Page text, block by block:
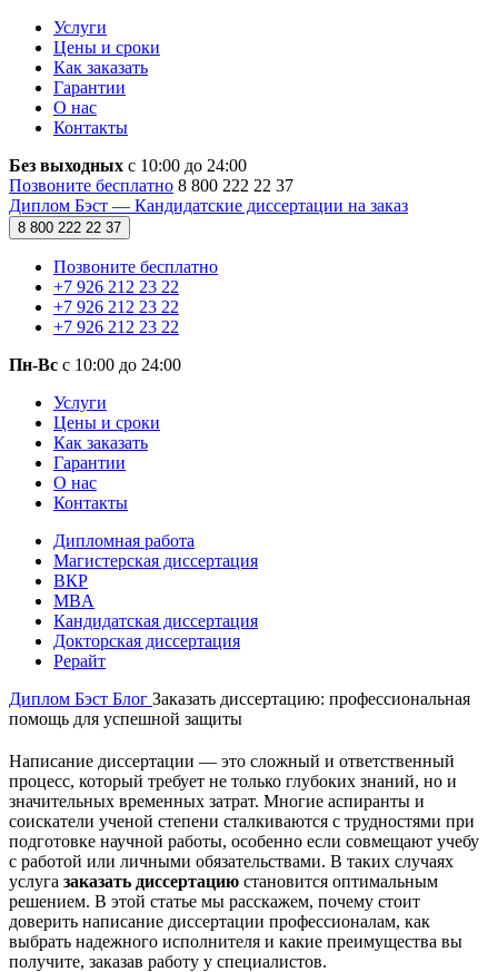
Услуги
Цены и сроки
Как заказать
Гарантии
О нас
Контакты
Без выходных с 10:00 до 24:00
Позвоните бесплатно 8 800 222 22 37
Диплом Бэст — Кандидатские диссертации на заказ
8 800 222 22 37
Позвоните бесплатно
+7 926 212 23 22
+7 926 212 23 22
+7 926 212 23 22
Пн-Вс с 10:00 до 24:00
Услуги
Цены и сроки
Как заказать
Гарантии
О нас
Контакты
Дипломная работа
Магистерская диссертация
ВКР
MBA
Кандидатская диссертация
Докторская диссертация
Рерайт
Диплом Бэст Блог Заказать диссертацию: профессиональная
помощь для успешной защиты
Написание диссертации — это сложный и ответственный
процесс, который требует не только глубоких знаний, но и
значительных временных затрат. Многие аспиранты и
соискатели ученой степени сталкиваются с трудностями при
подготовке научной работы, особенно если совмещают учебу
с работой или личными обязательствами. В таких случаях
услуга заказать диссертацию становится оптимальным
решением. В этой статье мы расскажем, почему стоит
доверить написание диссертации профессионалам, как
выбрать надежного исполнителя и какие преимущества вы
получите, заказав работу у специалистов.